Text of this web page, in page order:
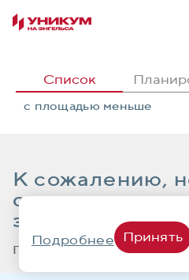
Список
с площадью меньше
К сожалению,
запросу
Попробуйте изменить
Подробнее Принять